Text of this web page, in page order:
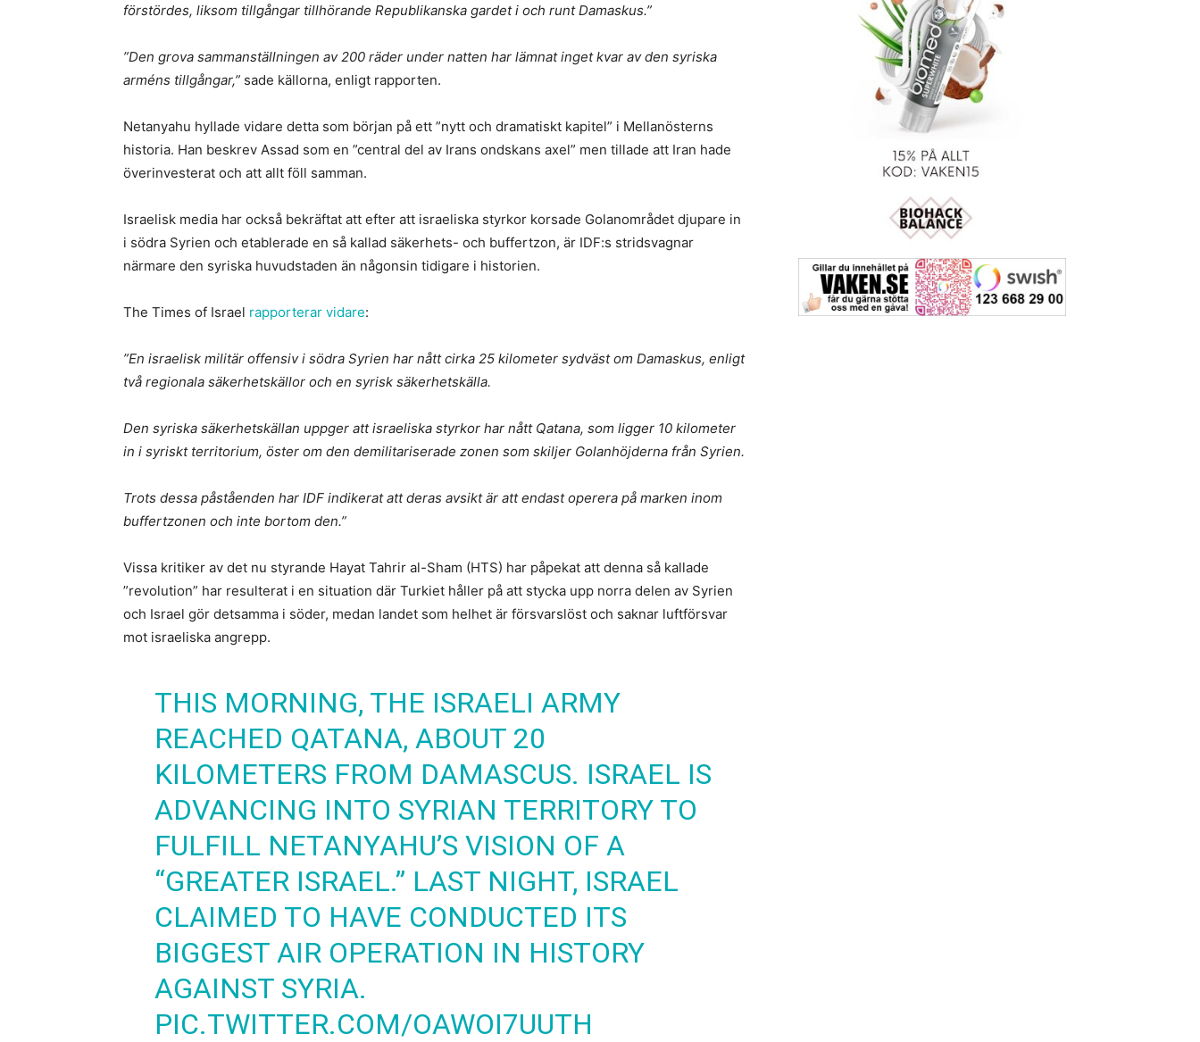
förstördes, liksom tillgångar tillhörande Republikanska gardet i och runt Damaskus.”
”Den grova sammanställningen av 200 räder under natten har lämnat inget kvar av den syriska
arméns tillgångar,” sade källorna, enligt rapporten.
Netanyahu hyllade vidare detta som början på ett ”nytt och dramatiskt kapitel” i Mellanösterns
historia. Han beskrev Assad som en ”central del av Irans ondskans axel” men tillade att Iran hade
överinvesterat och att allt föll samman.
Israelisk media har också bekräftat att efter att israeliska styrkor korsade Golanområdet djupare in
i södra Syrien och etablerade en så kallad säkerhets- och buffertzon, är IDF:s stridsvagnar
närmare den syriska huvudstaden än någonsin tidigare i historien.
The Times of Israel rapporterar vidare:
”En israelisk militär offensiv i södra Syrien har nått cirka 25 kilometer sydväst om Damaskus, enligt
två regionala säkerhetskällor och en syrisk säkerhetskälla.
Den syriska säkerhetskällan uppger att israeliska styrkor har nått Qatana, som ligger 10 kilometer
in i syriskt territorium, öster om den demilitariserade zonen som skiljer Golanhöjderna från Syrien.
Trots dessa påståenden har IDF indikerat att deras avsikt är att endast operera på marken inom
buffertzonen och inte bortom den.”
Vissa kritiker av det nu styrande Hayat Tahrir al-Sham (HTS) har påpekat att denna så kallade
”revolution” har resulterat i en situation där Turkiet håller på att stycka upp norra delen av Syrien
och Israel gör detsamma i söder, medan landet som helhet är försvarslöst och saknar luftförsvar
mot israeliska angrepp.
THIS MORNING, THE ISRAELI ARMY
REACHED QATANA, ABOUT 20
KILOMETERS FROM DAMASCUS. ISRAEL IS
ADVANCING INTO SYRIAN TERRITORY TO
FULFILL NETANYAHU’S VISION OF A
“GREATER ISRAEL.” LAST NIGHT, ISRAEL
CLAIMED TO HAVE CONDUCTED ITS
BIGGEST AIR OPERATION IN HISTORY
AGAINST SYRIA.
PIC.TWITTER.COM/OAWOI7UUTH